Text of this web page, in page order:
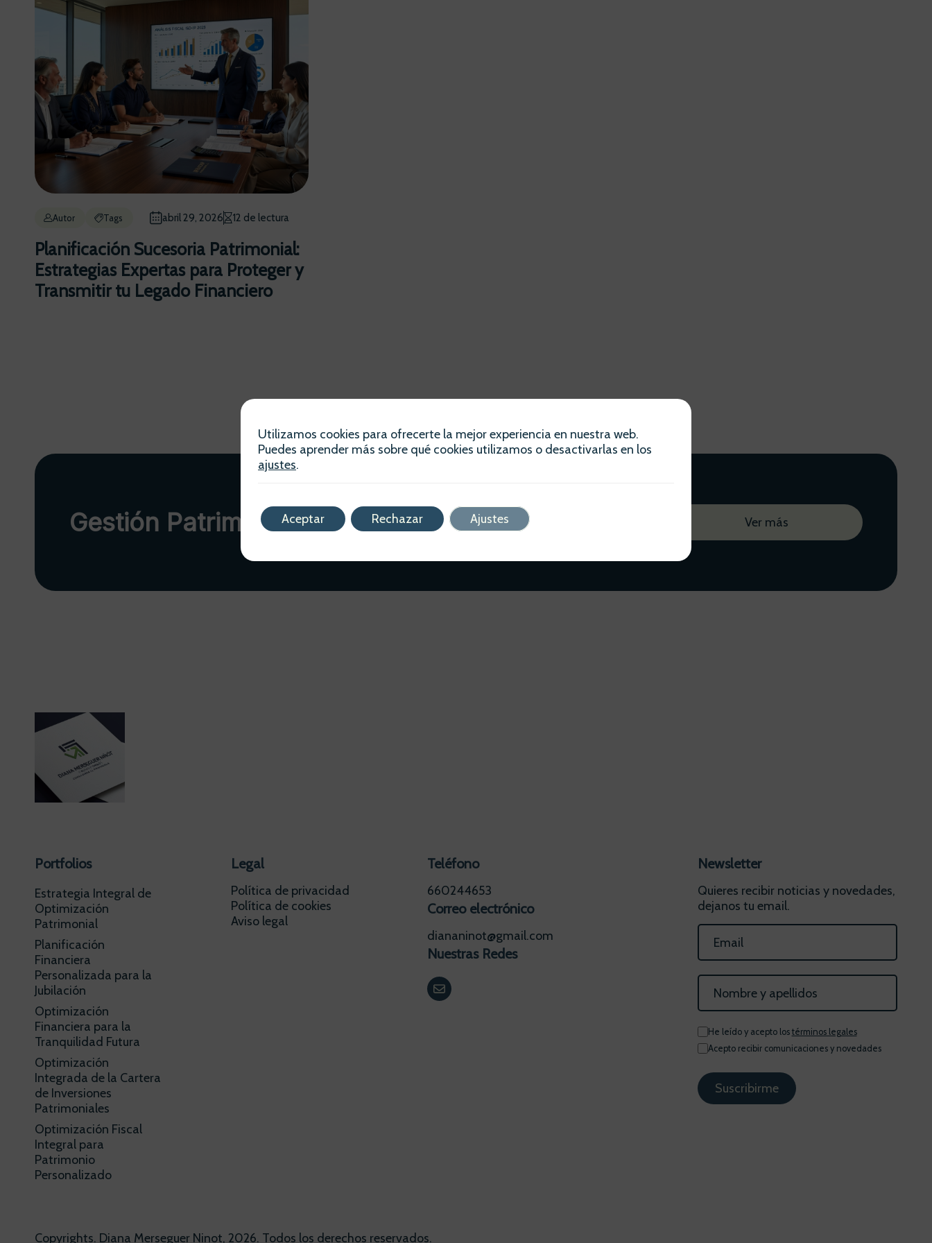
Autor Tags abril 29, 2026 12 de lectura
Planificación Sucesoria Patrimonial:
Estrategias Expertas para Proteger y
Transmitir tu Legado Financiero
Gestión Patrimonial
mano de Diana Merseguer Ninot. Planificación
estratégica adaptada a tus necesidades actuales y
Ver más
Portfolios
Estrategia Integral de
Optimización
Patrimonial
Planificación
Financiera
Personalizada para la
Jubilación
Optimización
Financiera para la
Tranquilidad Futura
Optimización
Integrada de la Cartera
de Inversiones
Patrimoniales
Optimización Fiscal
Integral para
Patrimonio
Personalizado
Legal
Política de privacidad
Política de cookies
Aviso legal
Teléfono
660244653
Correo electrónico
diananinot@gmail.com
Nuestras Redes
Newsletter
Quieres recibir noticias y novedades,
dejanos tu email.
He leído y acepto los términos legales
Acepto recibir comunicaciones y novedades
Copyrights. Diana Merseguer Ninot, 2026. Todos los derechos reservados.
Utilizamos cookies para ofrecerte la mejor experiencia en nuestra web.
Puedes aprender más sobre qué cookies utilizamos o desactivarlas en los
ajustes.
Aceptar Rechazar Ajustes